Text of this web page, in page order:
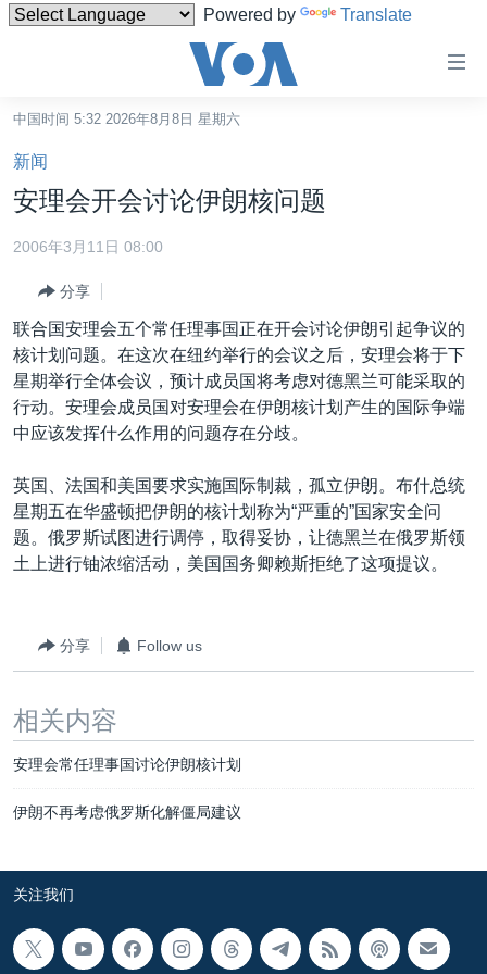
Powered by Translate
碍
链
接
跳
转
容
转
跳
转
到
港澳
国际
最新国际新闻
印太
欧洲
非洲
美洲
分类新闻
经济·金融·贸易
科教·文娱·体健
军事
劳工
美中关系
白宫要闻
国会报道
美中关系
埃博拉疫情
重要讲话与声明
台海两岸关系
南中国海争端
关注新疆
GEN Z 看美国
VOA视频
VOA今日焦点
中文广播
中国时间 5:32 2026年8月8日 星期六
新闻
安理会开会讨论伊朗核问题
2006年3月11日 08:00
分享
联合国安理会五个常任理事国正在开会讨论伊朗引起争议的
核计划问题。在这次在纽约举行的会议之后，安理会将于下
星期举行全体会议，预计成员国将考虑对德黑兰可能采取的
行动。安理会成员国对安理会在伊朗核计划产生的国际争端
中应该发挥什么作用的问题存在分歧。
英国、法国和美国要求实施国际制裁，孤立伊朗。布什总统
星期五在华盛顿把伊朗的核计划称为“严重的”国家安全问
题。俄罗斯试图进行调停，取得妥协，让德黑兰在俄罗斯领
土上进行铀浓缩活动，美国国务卿赖斯拒绝了这项提议。
分享 Follow us
相关内容
安理会常任理事国讨论伊朗核计划
伊朗不再考虑俄罗斯化解僵局建议
关注我们